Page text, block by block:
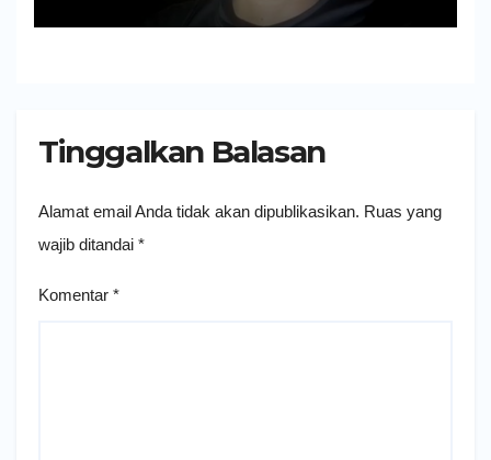
Tinggalkan Balasan
Alamat email Anda tidak akan dipublikasikan. Ruas yang
wajib ditandai *
Komentar *